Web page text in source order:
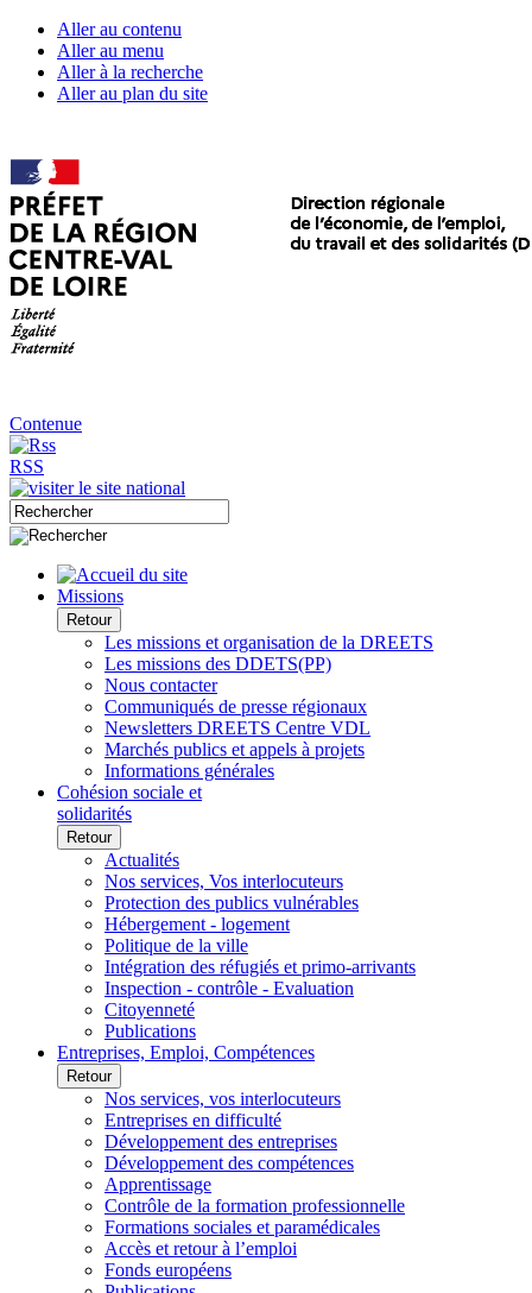
Aller au contenu
Aller au menu
Aller à la recherche
Aller au plan du site
Contenue
RSS
Missions
Retour
Les missions et organisation de la DREETS
Les missions des DDETS(PP)
Nous contacter
Communiqués de presse régionaux
Newsletters DREETS Centre VDL
Marchés publics et appels à projets
Informations générales
Cohésion sociale et
solidarités
Retour
Actualités
Nos services, Vos interlocuteurs
Protection des publics vulnérables
Hébergement - logement
Politique de la ville
Intégration des réfugiés et primo-arrivants
Inspection - contrôle - Evaluation
Citoyenneté
Publications
Entreprises, Emploi, Compétences
Retour
Nos services, vos interlocuteurs
Entreprises en difficulté
Développement des entreprises
Développement des compétences
Apprentissage
Contrôle de la formation professionnelle
Formations sociales et paramédicales
Accès et retour à l’emploi
Fonds européens